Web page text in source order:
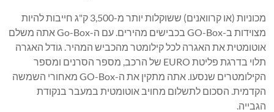
מכוניות (או קרוואנים) ששוקלות יותר מ-3,500 ק"ג חייבות להיות
מצוידות ב-GO-Box בכבישים מהירים. עם ה-Go-Box אתה משלם
אוטומטית את האגרה לכל קילומטר מהכביש המהיר. גודל האגרה
תלוי בדרגת פליטת EURO של הרכב, מספר הסרנים ומספר
הקילומטרים שנסעו. אתה מתקין את ה-GO-Box מאחורי השמשה
הקדמית. הסכום לתשלום מחויב אוטומטית במעבר בנקודת
הגבייה.